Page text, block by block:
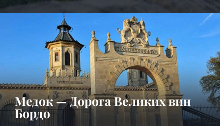
Медок — Дорога Великих вин
Бордо